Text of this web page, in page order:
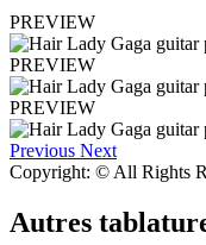
PREVIEW
PREVIEW
PREVIEW
Previous Next
Copyright: © All Rights
Autres